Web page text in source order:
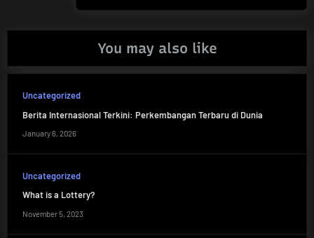
You may also like
Uncategorized
Berita Internasional Terkini: Perkembangan Terbaru di Dunia
January 6, 2026
Uncategorized
What is a Lottery?
November 5, 2023